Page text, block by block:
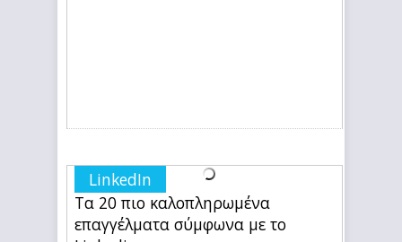
LinkedIn
Τα 20 πιο καλοπληρωμένα
επαγγέλματα σύμφωνα με το